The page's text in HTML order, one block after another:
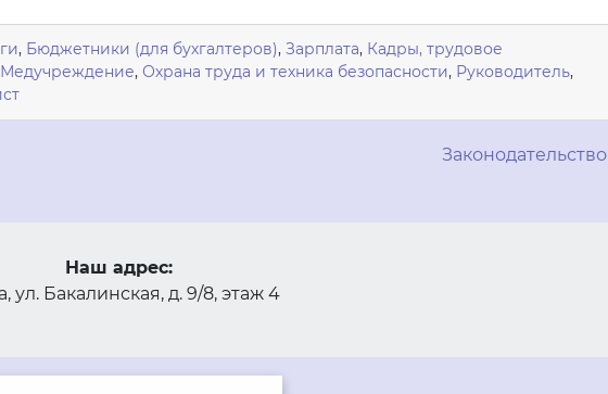
, Бюджетники (для бухгалтеров), Зарплата, Кадры, трудовое
Медучреждение, Охрана труда и техника безопасности, Руководитель,
записям Законодательство
Наш адрес:
ул. Бакалинская, д. 9/8, этаж 4